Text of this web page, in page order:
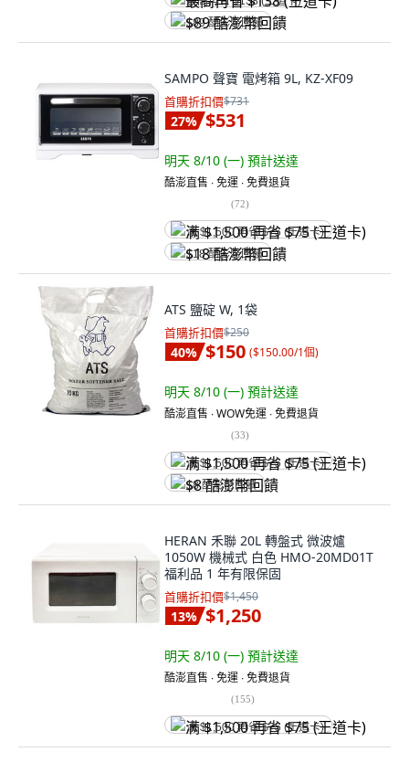
$89 酷澎幣回饋
SAMPO 聲寶 電烤箱 9L, KZ-XF09
首購折扣價$731
27% $531
明天 8/10 (一) 預計送達
酷澎直售 ∙ 免運 ∙ 免費退貨
(72)
满 $1,500 再省 $75 (王道卡)
$18 酷澎幣回饋
ATS 鹽碇 W, 1袋
首購折扣價$250
40% $150 ($150.00/1個)
明天 8/10 (一) 預計送達
酷澎直售 ∙ WOW免運 ∙ 免費退貨
(33)
满 $1,500 再省 $75 (王道卡)
$8 酷澎幣回饋
HERAN 禾聯 20L 轉盤式 微波爐
1050W 機械式 白色 HMO-20MD01T
福利品 1 年有限保固
首購折扣價$1,450
13% $1,250
明天 8/10 (一) 預計送達
酷澎直售 ∙ 免運 ∙ 免費退貨
(155)
满 $1,500 再省 $75 (王道卡)